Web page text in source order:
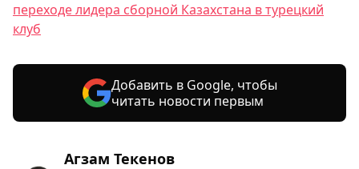
Агзам Текенов
переходе лидера сборной Казахстана в турецкий
клуб
Добавить в Google, чтобы
читать новости первым